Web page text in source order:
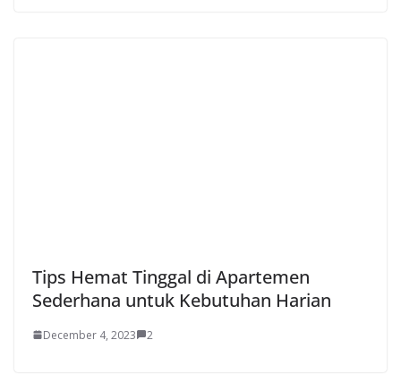
Tips Hemat Tinggal di Apartemen
Sederhana untuk Kebutuhan Harian
December 4, 2023 2